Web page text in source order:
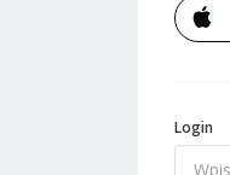
Login